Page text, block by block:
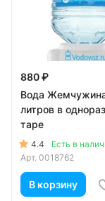
880 ₽
Вода
литров в
таре
4.4
Есть в
Арт. 0018762
В корзину